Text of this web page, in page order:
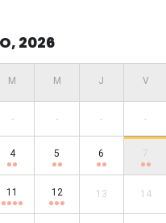
2026
- - - -
4 5 6 7
11 12 13 14